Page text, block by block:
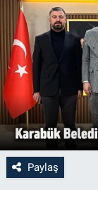
Paylaş